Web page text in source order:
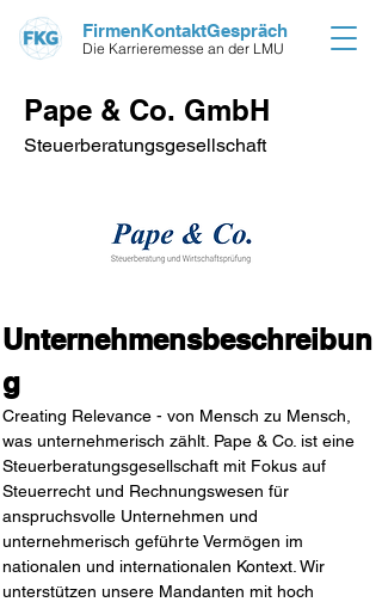
Die Karrieremesse an der LMU
FirmenKontaktGespräch
Pape & Co. GmbH
Steuerberatungsgesellschaft
Unternehmensbeschreibun
g
Creating Relevance - von Mensch zu Mensch,
was unternehmerisch zählt. Pape & Co. ist eine
Steuerberatungsgesellschaft mit Fokus auf
Steuerrecht und Rechnungswesen für
anspruchsvolle Unternehmen und
unternehmerisch geführte Vermögen im
nationalen und internationalen Kontext. Wir
unterstützen unsere Mandanten mit hoch